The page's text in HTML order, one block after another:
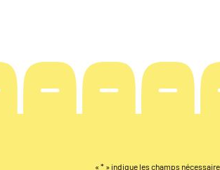
« * » indique les champs